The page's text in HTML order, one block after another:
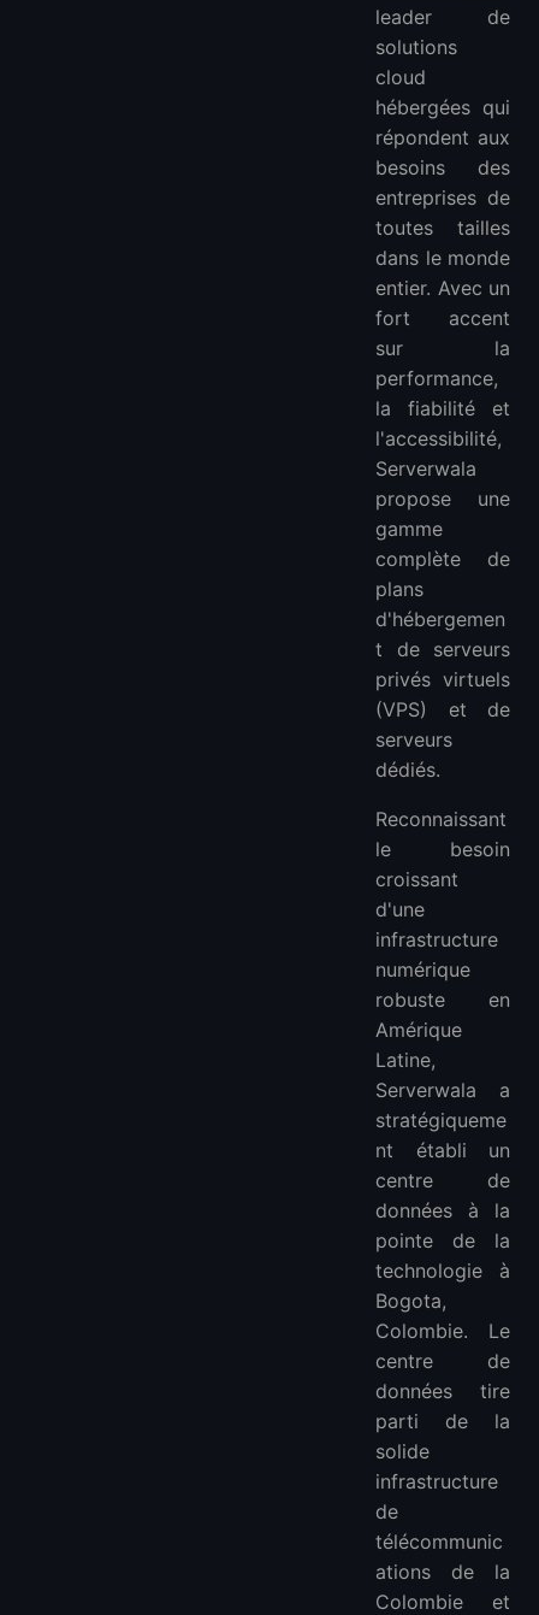
leader de
solutions
cloud
hébergées qui
répondent aux
besoins des
entreprises de
toutes tailles
dans le monde
entier. Avec un
fort accent
sur la
performance,
la fiabilité et
l'accessibilité,
Serverwala
propose une
gamme
complète de
plans
d'hébergemen
t de serveurs
privés virtuels
(VPS) et de
serveurs
dédiés.
Reconnaissant
le besoin
croissant
d'une
infrastructure
numérique
robuste en
Amérique
Latine,
Serverwala a
stratégiqueme
nt établi un
centre de
données à la
pointe de la
technologie à
Bogota,
Colombie. Le
centre de
données tire
parti de la
solide
infrastructure
de
télécommunic
ations de la
Colombie et